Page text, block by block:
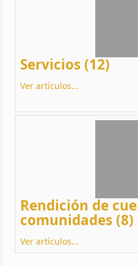
Servicios (12)
Ver artículos...
Rendición de
comunidades (8)
Ver artículos...